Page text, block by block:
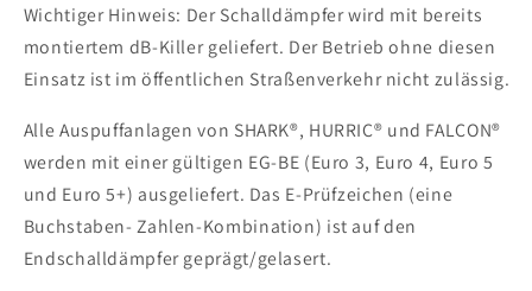
Wichtiger Hinweis: Der Schalldämpfer wird mit bereits
montiertem dB-Killer geliefert. Der Betrieb ohne diesen
Einsatz ist im öffentlichen Straßenverkehr nicht zulässig.
Alle Auspuffanlagen von SHARK®, HURRIC® und FALCON®
werden mit einer gültigen EG-BE (Euro 3, Euro 4, Euro 5
und Euro 5+) ausgeliefert. Das E-Prüfzeichen (eine
Buchstaben- Zahlen-Kombination) ist auf den
Endschalldämpfer geprägt/gelasert.